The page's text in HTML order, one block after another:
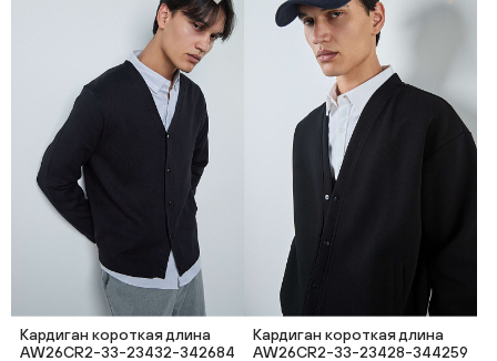
Кардиган короткая длина
AW26CR2-33-23432-342684
Кардиган короткая длина
AW26CR2-33-23428-344259